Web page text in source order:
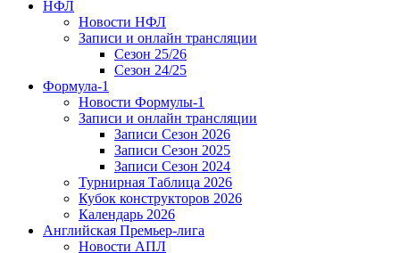
НФЛ
Новости НФЛ
Записи и онлайн трансляции
Сезон 25/26
Сезон 24/25
Формула-1
Новости Формулы-1
Записи и онлайн трансляции
Записи Сезон 2026
Записи Сезон 2025
Записи Сезон 2024
Турнирная Таблица 2026
Кубок конструкторов 2026
Календарь 2026
Английская Премьер-лига
Новости АПЛ